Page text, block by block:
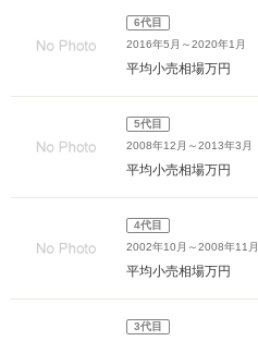
6代目
2016年5月～2020年1月
平均小売相場万円
5代目
2008年12月～2013年3月
平均小売相場万円
4代目
2002年10月～2008年11月
平均小売相場万円
3代目